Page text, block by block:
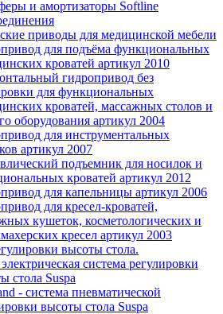
и амортизаторы Softline
приводы для медицинской мебели
для подъёма функциональных
кроватей артикул 2010
гидропривод без
для функциональных
кроватей, массажных столов и
оборудования артикул 2004
для инструментальных
артикул 2007
подъемник для носилок и
кроватей артикул 2012
для капельницы артикул 2006
для кресел-кроватей,
кушеток, косметологических и
кресел артикул 2003
высоты стола.
система регулировки
стола Suspa
- система пневматической
высоты стола Suspa